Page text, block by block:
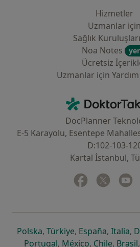
Hizmetler
Uzmanlar için
Sağlık
Noa Notes
Ücretsiz
Uzmanlar için
DocPlanner
E-5 Karayolu, Esentepe
D:102-103-
Kartal İstanbul,
Facebook
yeni birTwitter
yeni
Polskayeni bir sekmede açılır
, Türkiyeyeni bir sekmede
, Españayeni bir
, Italia,
Portugalyeni bir sekmede
, Méxicoyeni bir
, Chileyeni
, Brasil,